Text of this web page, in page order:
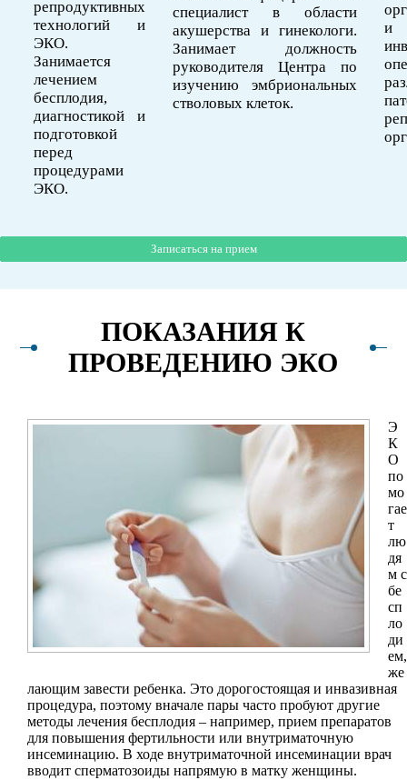
репродуктивных
технологий и
ЭКО.
Занимается
лечением
бесплодия,
диагностикой и
подготовкой
перед
процедурами
ЭКО.
Записаться на прием
специалист в области
акушерства и гинекологи.
Занимает должность
руководителя Центра по
изучению эмбриональных
стволовых клеток.
Записаться на прием
и
Записаться на прием
ПОКАЗАНИЯ К
ПРОВЕДЕНИЮ ЭКО
Э
К
О
по
мо
гае
т
лю
дя
м с
бе
сп
ло
ди
ем,
же
лающим завести ребенка. Это дорогостоящая и инвазивная
процедура, поэтому вначале пары часто пробуют другие
методы лечения бесплодия – например, прием препаратов
для повышения фертильности или внутриматочную
инсеминацию. В ходе внутриматочной инсеминации врач
вводит сперматозоиды напрямую в матку женщины.